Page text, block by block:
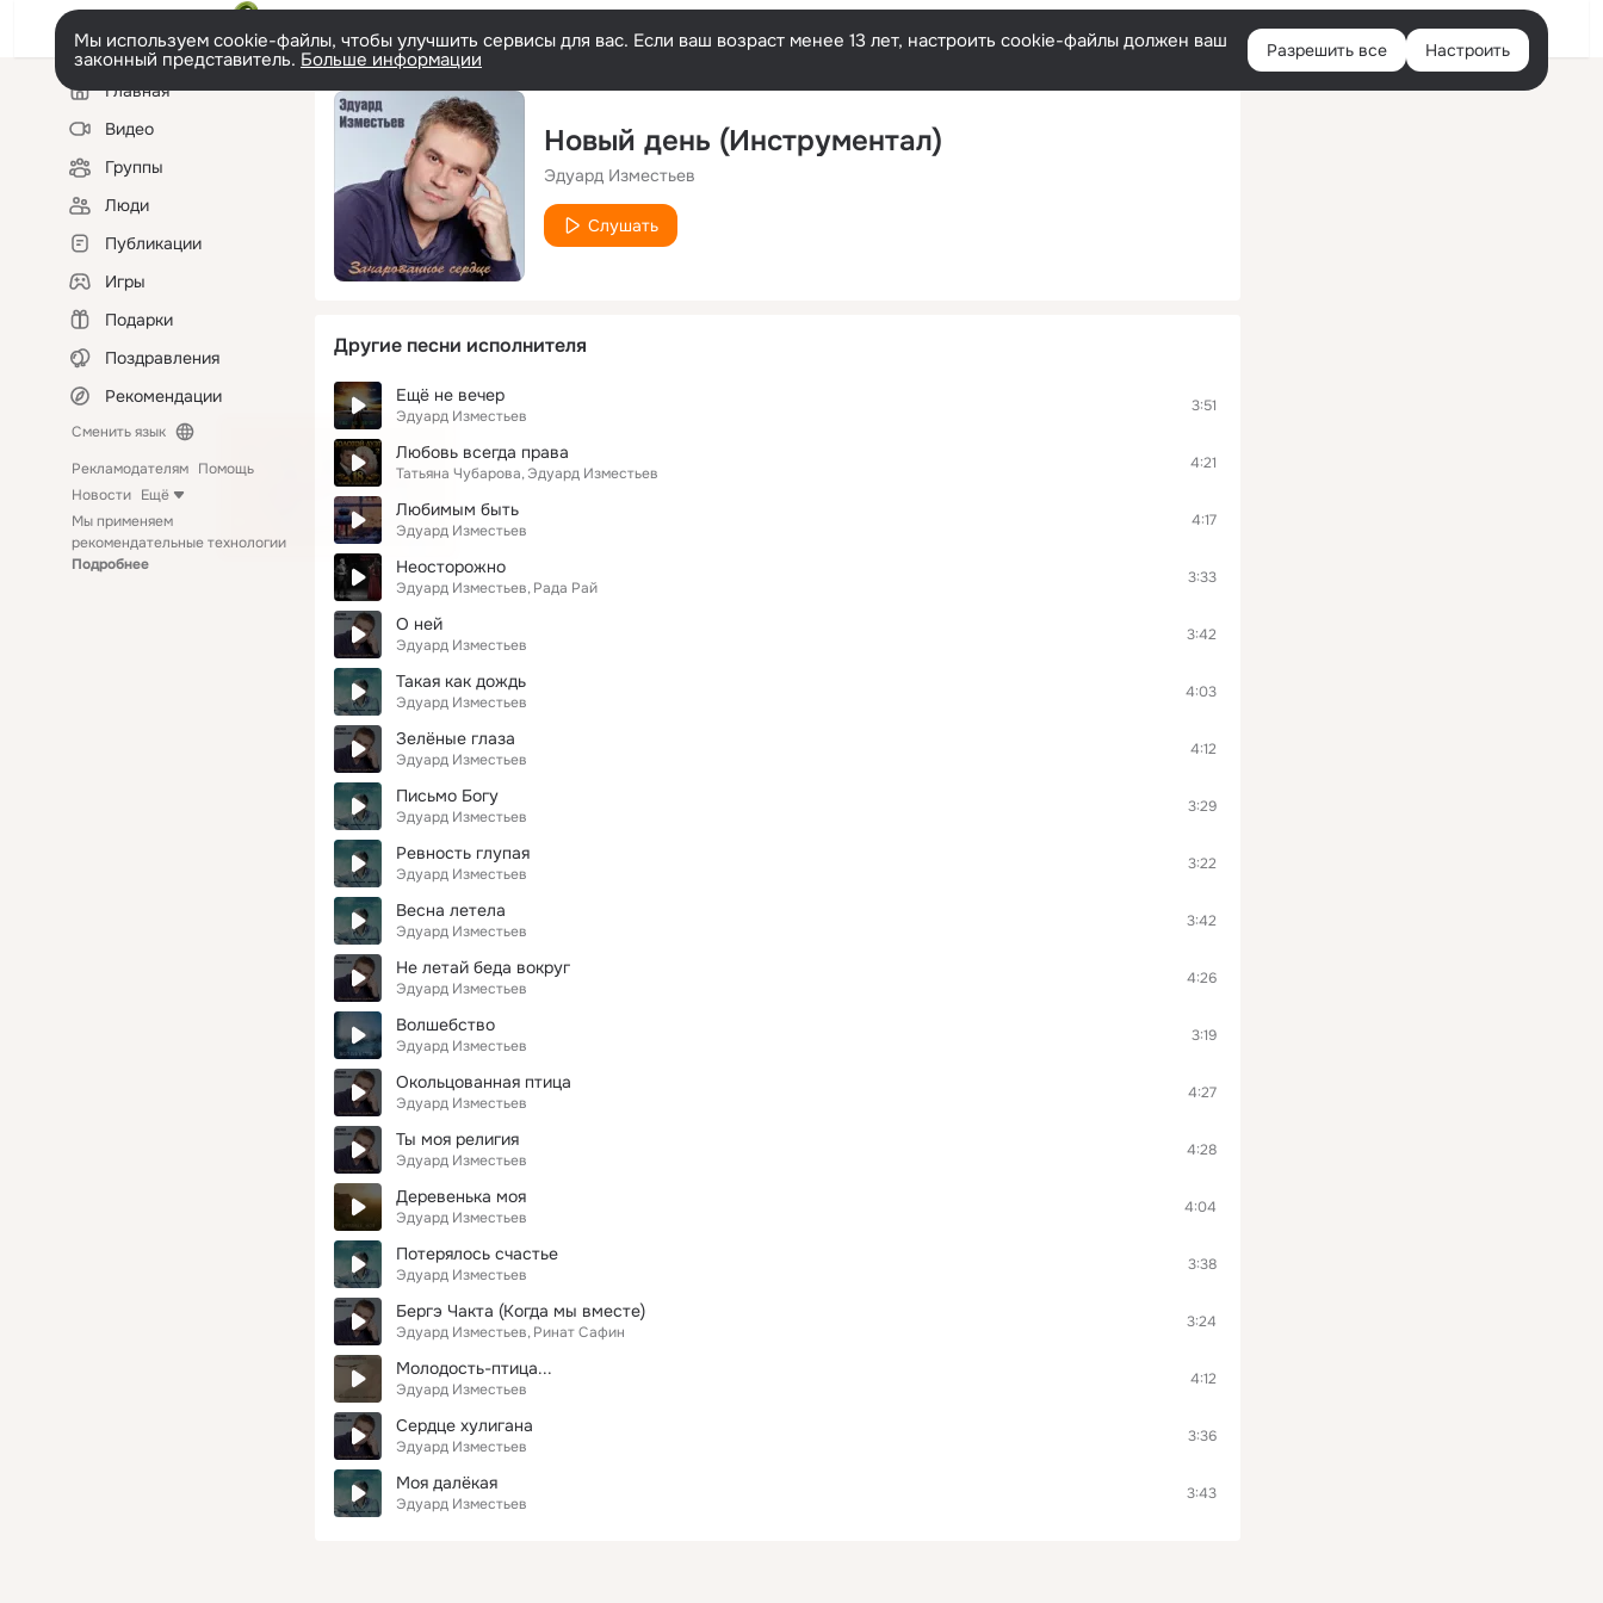
Войти
Мы используем cookie-файлы, чтобы улучшить сервисы для вас. Если ваш возраст менее 13 лет, настроить cookie-файлы должен ваш
законный представитель. Больше информации Разрешить все Настроить
Левая
колонкаГлавная
Видео
Группы
Люди
Публикации
Игры
Подарки
Поздравления
Рекомендации
Сменить язык
Рекламодателям Помощь
Новости Ещё
Мы применяем
рекомендательные технологии
Подробнее
Новый день (Инструментал)
Эдуард Изместьев
Слушать
Другие песни исполнителя
Ещё не вечер
Эдуард Изместьев
3:51
Любовь всегда права
Татьяна Чубарова Эдуард Изместьев
4:21
Любимым быть
Эдуард Изместьев
4:17
Неосторожно
Эдуард Изместьев Рада Рай
3:33
О ней
Эдуард Изместьев
3:42
Такая как дождь
Эдуард Изместьев
4:03
Зелёные глаза
Эдуард Изместьев
4:12
Письмо Богу
Эдуард Изместьев
3:29
Ревность глупая
Эдуард Изместьев
3:22
Весна летела
Эдуард Изместьев
3:42
Не летай беда вокруг
Эдуард Изместьев
4:26
Волшебство
Эдуард Изместьев
3:19
Окольцованная птица
Эдуард Изместьев
4:27
Ты моя религия
Эдуард Изместьев
4:28
Деревенька моя
Эдуард Изместьев
4:04
Потерялось счастье
Эдуард Изместьев
3:38
Бергэ Чакта (Когда мы вместе)
Эдуард Изместьев Ринат Сафин
3:24
Молодость-птица...
Эдуард Изместьев
4:12
Сердце хулигана
Эдуард Изместьев
3:36
Моя далёкая
Эдуард Изместьев
3:43